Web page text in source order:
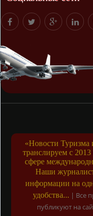
«Новости Туризма
транслируем с 2013
сфере
Наши
информации на
удобства... | Все
публикуют на